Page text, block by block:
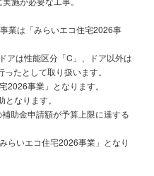
業は「みらいエコ住宅2026事
アは性能区分「C」、ドア以外は
たとして取り扱います。
2026事業」となります。
なります。
助金申請額が予算上限に達する
らいエコ住宅2026事業」となり